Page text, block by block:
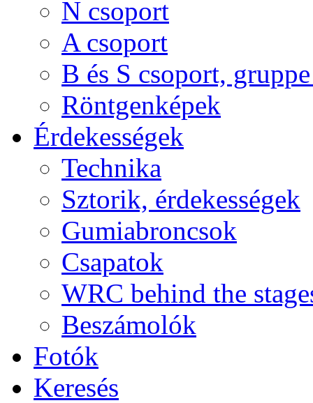
N csoport
A csoport
B és S csoport,
Röntgenképek
Érdekességek
Technika
Sztorik, érdekességek
Gumiabroncsok
Csapatok
WRC behind the
Beszámolók
Fotók
Keresés